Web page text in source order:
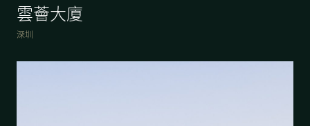
雲薈大廈
深圳